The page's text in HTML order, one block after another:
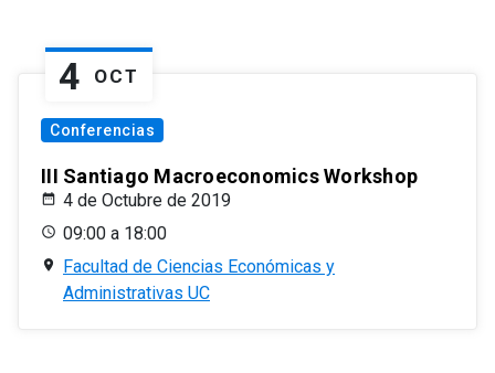
4 OCT
Conferencias
III Santiago Macroeconomics Workshop
4 de Octubre de 2019
09:00 a 18:00
Facultad de Ciencias Económicas y
Administrativas UC